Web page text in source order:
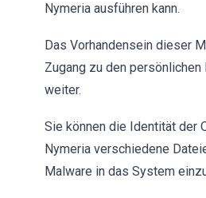
Nymeria ausführen kann.
Das Vorhandensein dieser
Zugang zu den
weiter.
Sie können die Identität der
Nymeria verschiedene
Malware in das System